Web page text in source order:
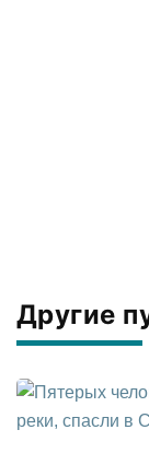
Другие